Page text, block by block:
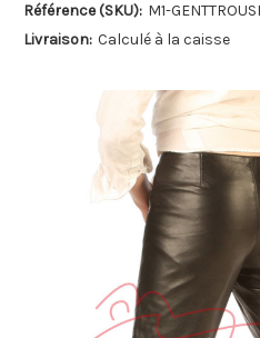
Référence (SKU): M1-
Livraison: Calculé à la caisse